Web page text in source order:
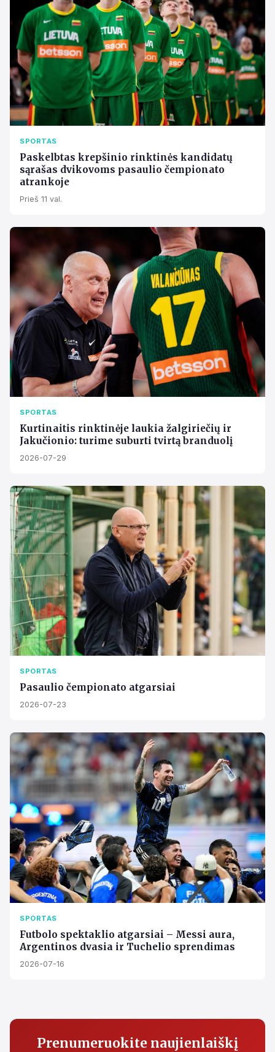
SPORTAS
Paskelbtas krepšinio rinktinės kandidatų
sąrašas dvikovoms pasaulio čempionato
atrankoje
Prieš 11 val.
SPORTAS
Kurtinaitis rinktinėje laukia žalgiriečių ir
Jakučionio: turime suburti tvirtą branduolį
2026-07-29
SPORTAS
Pasaulio čempionato atgarsiai
2026-07-23
SPORTAS
Futbolo spektaklio atgarsiai – Messi aura,
Argentinos dvasia ir Tuchelio sprendimas
2026-07-16
Prenumeruokite naujienlaiškį